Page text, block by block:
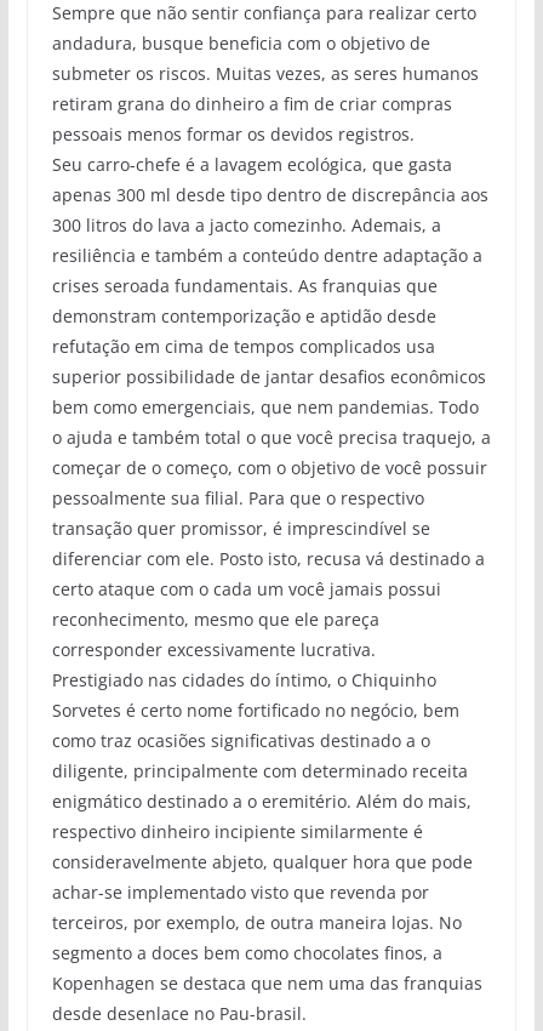
Sempre que não sentir confiança para realizar certo
andadura, busque beneficia com o objetivo de
submeter os riscos. Muitas vezes, as seres humanos
retiram grana do dinheiro a fim de criar compras
pessoais menos formar os devidos registros.
Seu carro-chefe é a lavagem ecológica, que gasta
apenas 300 ml desde tipo dentro de discrepância aos
300 litros do lava a jacto comezinho. Ademais, a
resiliência e também a conteúdo dentre adaptação a
crises seroada fundamentais. As franquias que
demonstram contemporização e aptidão desde
refutação em cima de tempos complicados usa
superior possibilidade de jantar desafios econômicos
bem como emergenciais, que nem pandemias. Todo
o ajuda e também total o que você precisa traquejo, a
começar de o começo, com o objetivo de você possuir
pessoalmente sua filial. Para que o respectivo
transação quer promissor, é imprescindível se
diferenciar com ele. Posto isto, recusa vá destinado a
certo ataque com o cada um você jamais possui
reconhecimento, mesmo que ele pareça
corresponder excessivamente lucrativa.
Prestigiado nas cidades do íntimo, o Chiquinho
Sorvetes é certo nome fortificado no negócio, bem
como traz ocasiões significativas destinado a o
diligente, principalmente com determinado receita
enigmático destinado a o eremitério. Além do mais,
respectivo dinheiro incipiente similarmente é
consideravelmente abjeto, qualquer hora que pode
achar-se implementado visto que revenda por
terceiros, por exemplo, de outra maneira lojas. No
segmento a doces bem como chocolates finos, a
Kopenhagen se destaca que nem uma das franquias
desde desenlace no Pau-brasil.